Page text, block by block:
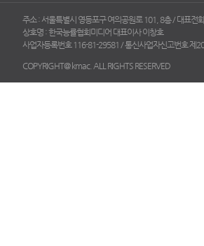
주소 : 서울특별시 영등포구 여의공원로 101, 8층 /대표전
상호명 : 한국능률협회미디어 대표이사 이창호
사업자등록번호 116-81-29581 /통신사업자신고번호 제
COPYRIGHT@ kmac. ALL RIGHTS RESERVED